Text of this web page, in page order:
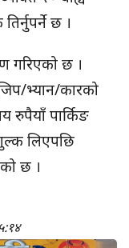
छ ।
गरिएको छ ।
भ्यान/कारको
रुपैयाँ पार्किङ
लिएपछि
छ ।